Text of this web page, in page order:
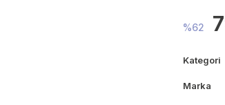
%62
Kategori
Marka